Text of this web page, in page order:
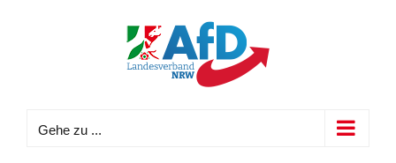
Gehe zu ...